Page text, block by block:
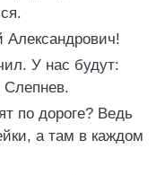
У нас будут:
Слепнев.
по дороге? Ведь
а там в каждом